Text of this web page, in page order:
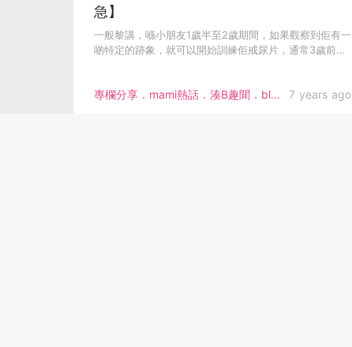
專欄分享．mami熱話．湊B趣聞．bloggers 7 years ago
急】
一般黎講，喺小朋友1歲半至2歲期間，如果觀察到佢有一
啲特定的跡象，就可以開始訓練佢戒尿片，通常3歲前就